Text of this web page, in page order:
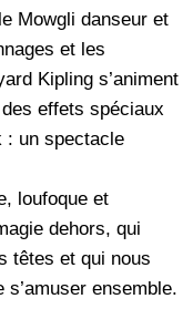
Mowgli danseur et
et les
Kipling s’animent
effets spéciaux
: un spectacle
loufoque et
dehors, qui
têtes et qui nous
ensemble.